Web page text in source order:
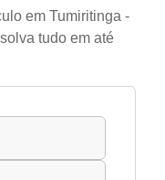
em Tumiritinga -
tudo em até